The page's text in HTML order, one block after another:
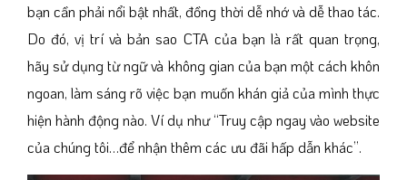
bạn cần phải nổi bật nhất, đồng thời dễ nhớ và dễ thao tác.
Do đó, vị trí và bản sao CTA của bạn là rất quan trọng,
hãy sử dụng từ ngữ và không gian của bạn một cách khôn
ngoan, làm sáng rõ việc bạn muốn khán giả của mình thực
hiện hành động nào. Ví dụ như “Truy cập ngay vào website
của chúng tôi…để nhận thêm các ưu đãi hấp dẫn khác”.